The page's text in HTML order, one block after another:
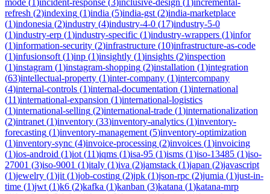
refresh (2)indexing (1)india (5)india-gst (2)india-marketplace
(1)indonesia (2)industry (4)industry-4-0 (17)industry-5-0
(1)industry-erp (1)industry-specific (1)industry-wrappers (1)infor
(1)information-security (2)infrastructure (10)infrastructure-as-code
(1)infusionsoft (1)inp (1)insightly (1)insights (2)inspection
(1)instagram (1)instagram-shopping (2)installation (1)integration
(63)intellectual-property (1)inter-company (1)intercompany
(4)internal-controls (1)internal-documentation (1)international
(11)international-expansion (1)international-logistics
(1)international-selling (2)international-trade (1)internationalization
(2)intranet (1)inventory (33)inventory-analytics (1)inventory-
forecasting (1)inventory-management (5)inventory-optimization
(1)inventory-sync (4)invoice-processing (2)invoices (1)invoicing
(1)ios-android (1)iot (11)iqms (1)isa-95 (1)isms (1)iso-13485 (1)iso-
27001 (3)iso-9001 (1)italy (1)iva (2)jamstack (1)japan (2)javascript
(1)jewelry (1)jit (1)job-costing (2)jpk (1)json-rpc (2)jumia (1)just-in-
time (1)jwt (1)k6 (2)kafka (1)kanban (3)katana (1)katana-mrp